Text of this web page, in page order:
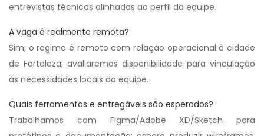
entrevistas técnicas alinhadas ao perfil da equipe.
A vaga é realmente remota?
Sim, o regime é remoto com relação operacional à cidade
de Fortaleza; avaliaremos disponibilidade para vinculação
às necessidades locais da equipe.
Quais ferramentas e entregáveis são esperados?
Trabalhamos com Figma/Adobe XD/Sketch para